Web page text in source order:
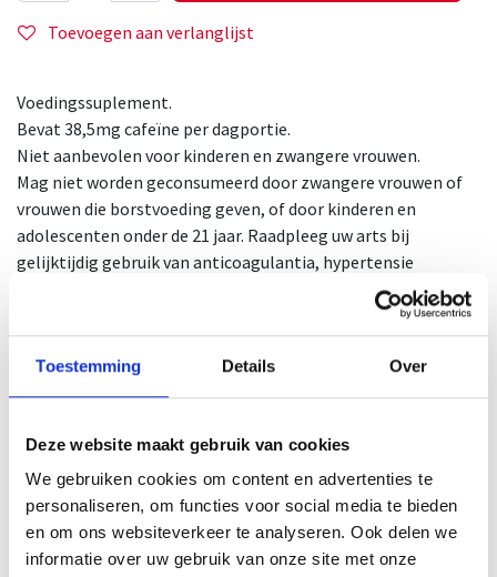
Toestemming Details Over
Deze website maakt gebruik van cookies
We gebruiken cookies om content en advertenties te
personaliseren, om functies voor social media te bieden
en om ons websiteverkeer te analyseren. Ook delen we
informatie over uw gebruik van onze site met onze
Toevoegen aan verlanglijst
Voedingssuplement.
Bevat 38,5mg cafeïne per dagportie.
Niet aanbevolen voor kinderen en zwangere vrouwen.
Mag niet worden geconsumeerd door zwangere vrouwen of
vrouwen die borstvoeding geven, of door kinderen en
adolescenten onder de 21 jaar. Raadpleeg uw arts bij
gelijktijdig gebruik van anticoagulantia, hypertensie
behandeling of antidiabetische behandeling. Bij gelijktijdig
gebruik van geneesmiddelen uw arts of apotheker
informeren.
Concap x-drive 2.0 is een vloeibare supplement in drankvorm.
Concap X-Drive 2.0 is een versterkte formule met orange en
ginger extract.
De formule geeft energie en uithouding*. Wil jij extra
ondersteuning tijdens het sporten? Gebruik dan dit
energieshot voor 4 uur energie.